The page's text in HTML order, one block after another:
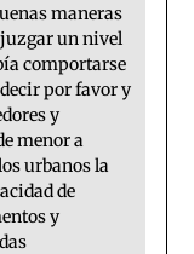
maneras
un nivel
comportarse
por favor y
y
menor a
urbanos la
de
y